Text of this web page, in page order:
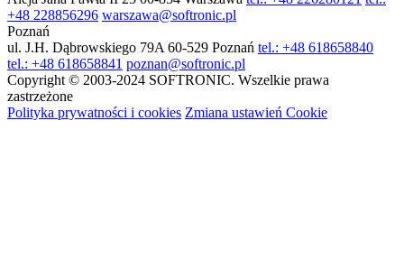
+48 228856296 warszawa@softronic.pl
Poznań
ul. J.H. Dąbrowskiego 79A 60-529 Poznań tel.: +48 618658840
tel.: +48 618658841 poznan@softronic.pl
Copyright © 2003-2024 SOFTRONIC. Wszelkie prawa
zastrzeżone
Polityka prywatności i cookies Zmiana ustawień Cookie